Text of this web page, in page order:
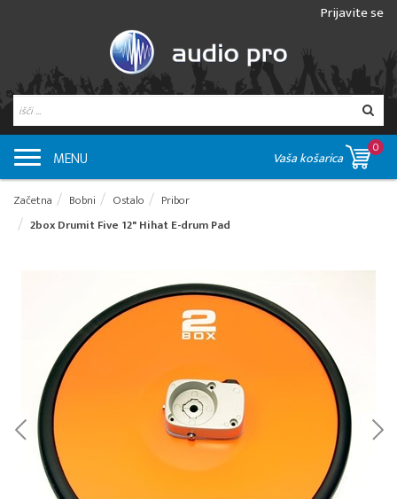
Prijavite se
MENU Vaša košarica
0
Začetna Bobni Ostalo
Pribor
2box Drumit Five 12" Hihat E-drum Pad